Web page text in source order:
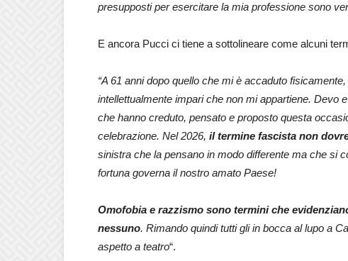
presupposti per esercitare la mia professione sono
E ancora Pucci ci tiene a sottolineare come alcuni
“A 61 anni dopo quello che mi è accaduto
intellettualmente impari che non mi appartiene. Devo
che hanno creduto, pensato e proposto questa
celebrazione. Nel 2026, il termine fascista non
sinistra che la pensano in modo differente ma che si
fortuna governa il nostro amato Paese!
Omofobia e razzismo sono termini che
nessuno. Rimando quindi tutti gli in bocca al lupo a
aspetto a teatro“.